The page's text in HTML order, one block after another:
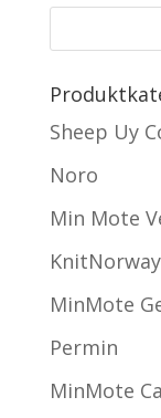
Sheep Uy
Noro
Min Mote
KnitNorway
MinMote
Permin
MinMote